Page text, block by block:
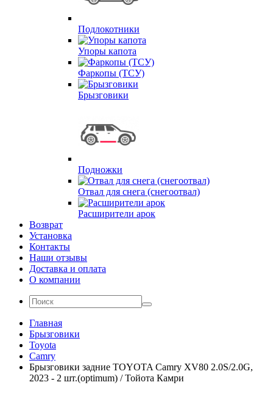
Подлокотники
Упоры капота
Фаркопы (ТСУ)
Брызговики
Подножки
Отвал для снега (снегоотвал)
Расширители арок
Возврат
Установка
Контакты
Наши отзывы
Доставка и оплата
О компании
Главная
Брызговики
Toyota
Camry
Брызговики задние TOYOTA Camry XV80 2.0S/2.0G,
2023 - 2 шт.(optimum) / Тойота Камри